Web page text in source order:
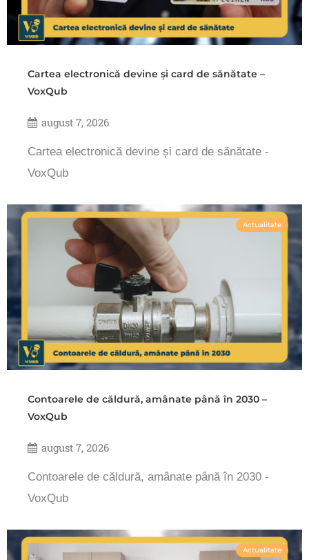
Cartea electronică devine și card de sănătate –
VoxQub
august 7, 2026
Cartea electronică devine și card de sănătate -
VoxQub
Actualitate
Contoarele de căldură, amânate până în 2030 –
VoxQub
august 7, 2026
Contoarele de căldură, amânate până în 2030 -
VoxQub
Actualitate